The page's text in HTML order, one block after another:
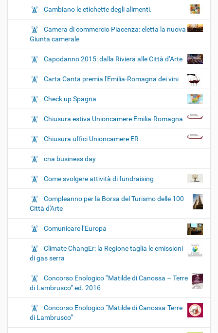
Cambiano le etichette degli alimenti.
Camera di commercio Piacenza: eletta la nuova
Giunta camerale
Capodanno 2015: dalla Riviera alle Città d’Arte
Carta Canta premia l'Emilia-Romagna dei vini
Check up Spagna
Chiusura estiva Unioncamere Emilia-Romagna
Chiusura uffici Unioncamere ER
cna business day
Come svolgere attività di fundraising
Compleanno per la Borsa del Turismo delle 100
Città d'Arte
Comunicare l’Europa
Climate ChangEr: la Regione taglia le emissioni
di gas serra
Concorso Enologico “Matilde di Canossa – Terre
di Lambrusco” ed. 2016
Concorso Enologico “Matilde di Canossa-Terre
di Lambrusco”